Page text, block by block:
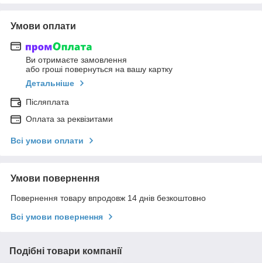
Умови оплати
Ви отримаєте замовлення
або гроші повернуться на вашу картку
Детальніше
Післяплата
Оплата за реквізитами
Всі умови оплати
Умови повернення
Повернення товару впродовж 14 днів безкоштовно
Всі умови повернення
Подібні товари компанії